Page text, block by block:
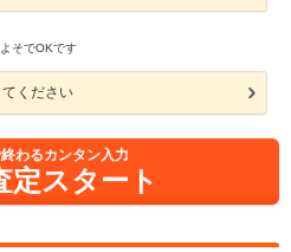
そでOKです
ください
わるカンタン入力
定スタート